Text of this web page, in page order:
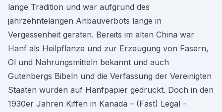
lange Tradition und war aufgrund des
jahrzehntelangen Anbauverbots lange in
Vergessenheit geraten. Bereits im alten China war
Hanf als Heilpflanze und zur Erzeugung von Fasern,
Öl und Nahrungsmitteln bekannt und auch
Gutenbergs Bibeln und die Verfassung der Vereinigten
Staaten wurden auf Hanfpapier gedruckt. Doch in den
1930er Jahren Kiffen in Kanada – (Fast) Legal -